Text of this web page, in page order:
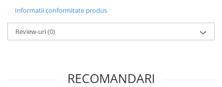
Informatii conformitate produs
Review-uri(0)
RECOMANDARI